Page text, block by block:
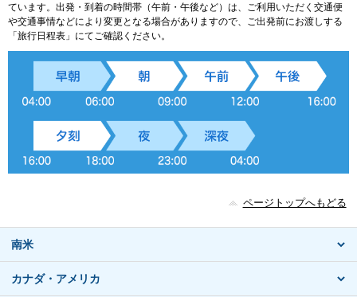
ています。出発・到着の時間帯（午前・午後など）は、ご利用いただく交通便
や交通事情などにより変更となる場合がありますので、ご出発前にお渡しする
「旅行日程表」にてご確認ください。
ページトップへもどる
南米
カナダ・アメリカ